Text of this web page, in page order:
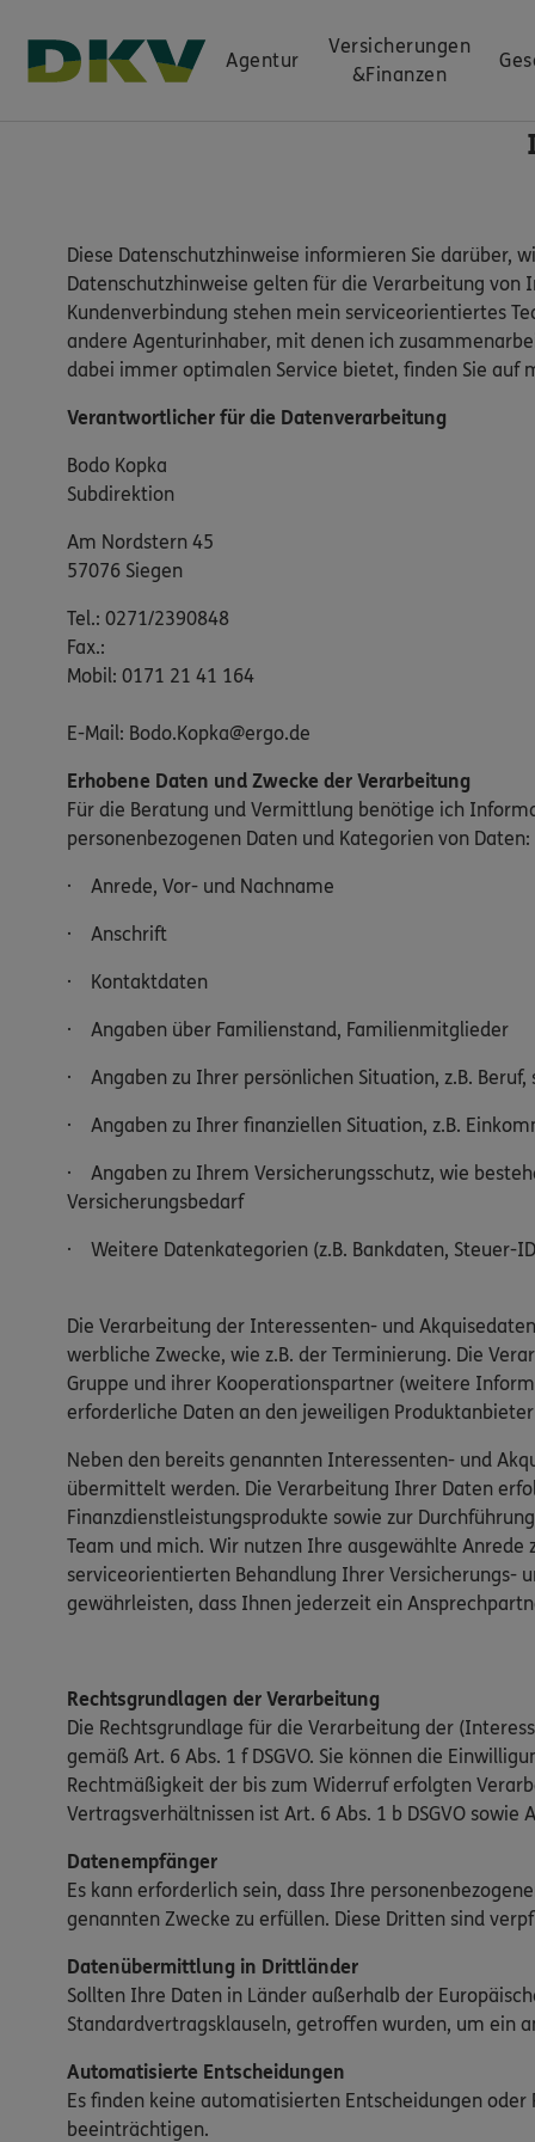
Agentur
Versicherungen
&Finanzen
Diese Datenschutzhinweise informieren Sie darüber,
Datenschutzhinweise gelten für die Verarbeitung von
Kundenverbindung stehen mein serviceorientiertes
andere Agenturinhaber, mit denen ich
dabei immer optimalen Service bietet, finden Sie auf
Verantwortlicher für die Datenverarbeitung
Bodo Kopka
Subdirektion
Am Nordstern 45
57076 Siegen
Tel.: 0271/2390848
Fax.:
Mobil: 0171 21 41 164
E-Mail: Bodo.Kopka@ergo.de
Erhobene Daten und Zwecke der Verarbeitung
Für die Beratung und Vermittlung benötige ich
personenbezogenen Daten und Kategorien von Daten:
· Anrede, Vor- und Nachname
· Anschrift
· Kontaktdaten
· Angaben über Familienstand, Familienmitglieder
· Angaben zu Ihrer persönlichen Situation, z.B.
· Angaben zu Ihrer finanziellen Situation, z.B.
· Angaben zu Ihrem Versicherungsschutz, wie
Versicherungsbedarf
· Weitere Datenkategorien (z.B. Bankdaten, Steuer-
Die Verarbeitung der Interessenten- und
werbliche Zwecke, wie z.B. der Terminierung. Die
Gruppe und ihrer Kooperationspartner (weitere
erforderliche Daten an den jeweiligen
Neben den bereits genannten Interessenten- und
übermittelt werden. Die Verarbeitung Ihrer Daten
Finanzdienstleistungsprodukte sowie zur
Team und mich. Wir nutzen Ihre ausgewählte
serviceorientierten Behandlung Ihrer Versicherungs-
gewährleisten, dass Ihnen jederzeit ein
Rechtsgrundlagen der Verarbeitung
Die Rechtsgrundlage für die Verarbeitung der
gemäß Art. 6 Abs. 1 f DSGVO. Sie können die
Rechtmäßigkeit der bis zum Widerruf erfolgten
Vertragsverhältnissen ist Art. 6 Abs. 1 b DSGVO sowie
Datenempfänger
Es kann erforderlich sein, dass Ihre
genannten Zwecke zu erfüllen. Diese Dritten sind
Datenübermittlung in Drittländer
Sollten Ihre Daten in Länder außerhalb der
Standardvertragsklauseln, getroffen wurden, um ein
Automatisierte Entscheidungen
Es finden keine automatisierten Entscheidungen
beeinträchtigen.